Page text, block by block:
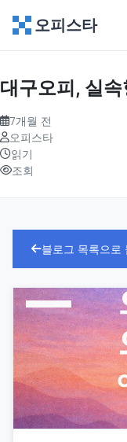
오피스타
대구오피, 실
7개월 전
오피스타
읽기
조회
블로그 목록으로